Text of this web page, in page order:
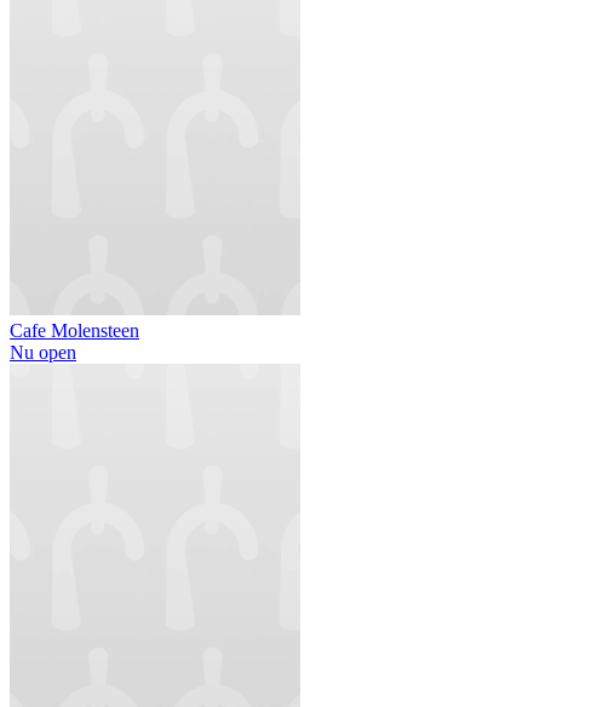
Cafe Molensteen
Nu open